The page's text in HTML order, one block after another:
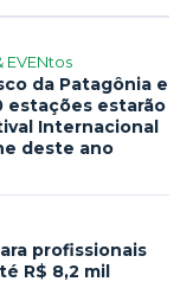
EVENtos
da Patagônia e
estações estarão
Internacional
deste ano
profissionais
R$ 8,2 mil